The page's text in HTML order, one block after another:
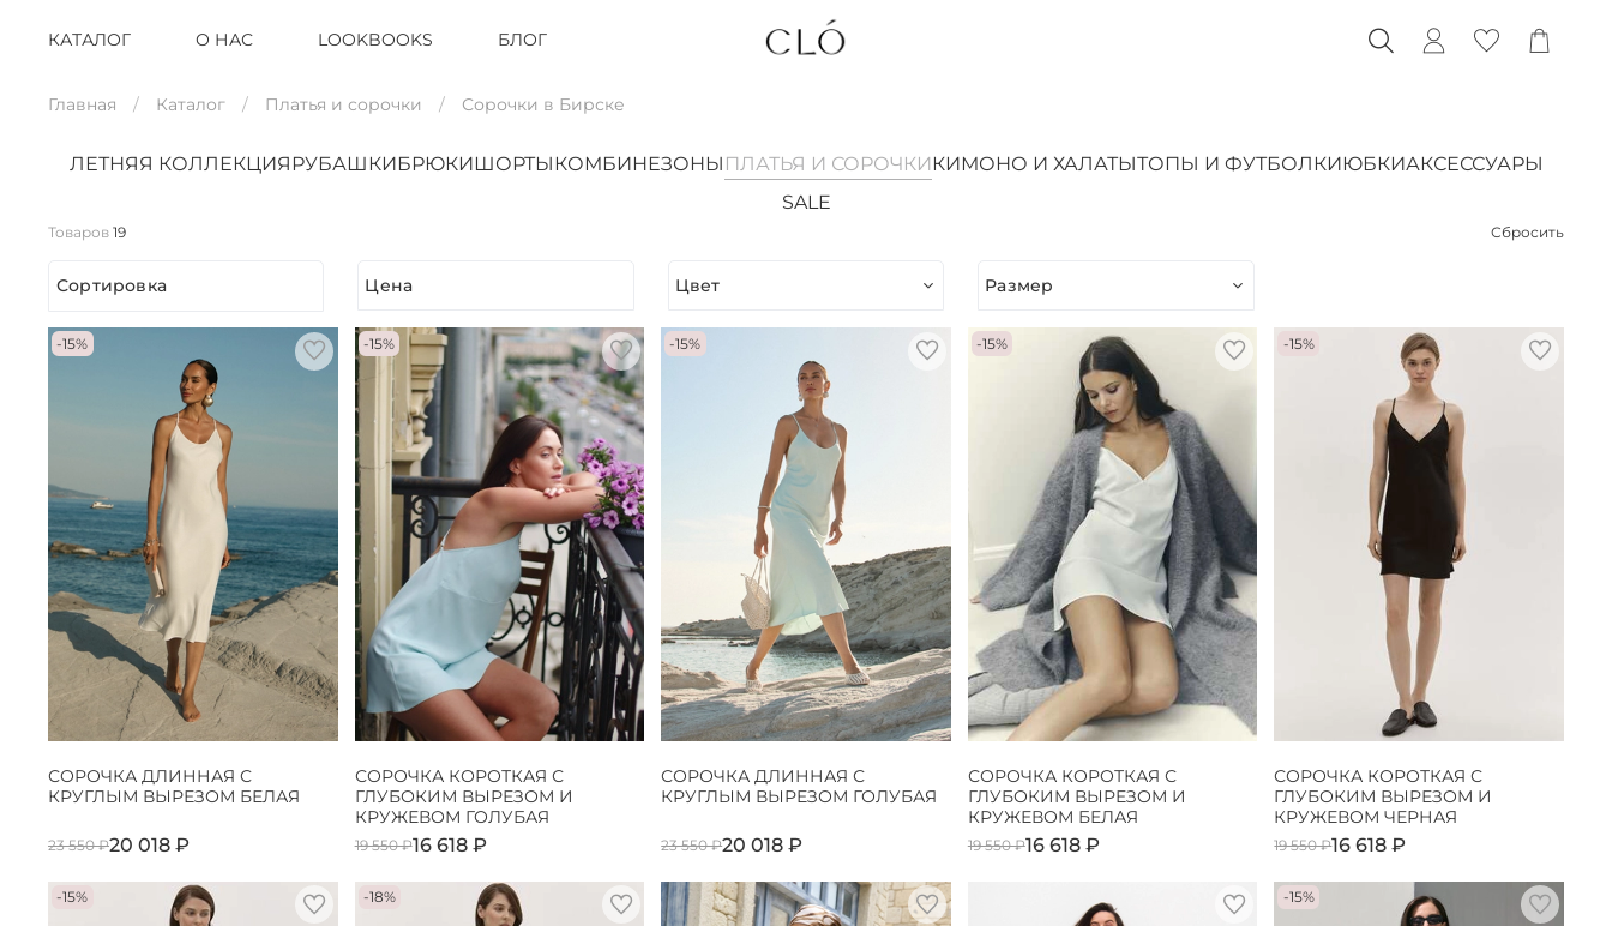
КАТАЛОГ О НАС LOOKBOOKS БЛОГ
Главная Каталог Платья и сорочки Сорочки в Бирске
ЛЕТНЯЯ КОЛЛЕКЦИЯ РУБАШКИБРЮКИШОРТЫ КОМБИНЕЗОНЫ ПЛАТЬЯ И СОРОЧКИКИМОНО И ХАЛАТЫТОПЫ И ФУТБОЛКИЮБКИАКСЕССУАРЫ
SALE
Товаров 19 Сбросить
Сортировка Цена Цвет Размер
-15%
СОРОЧКА ДЛИННАЯ С
КРУГЛЫМ ВЫРЕЗОМ БЕЛАЯ
23 550 ₽20 018 ₽
-15%
СОРОЧКА КОРОТКАЯ С
ГЛУБОКИМ ВЫРЕЗОМ И
КРУЖЕВОМ ГОЛУБАЯ
19 550 ₽16 618 ₽
-15%
СОРОЧКА ДЛИННАЯ С
КРУГЛЫМ ВЫРЕЗОМ ГОЛУБАЯ
23 550 ₽20 018 ₽
-15%
СОРОЧКА КОРОТКАЯ С
ГЛУБОКИМ ВЫРЕЗОМ И
КРУЖЕВОМ БЕЛАЯ
19 550 ₽16 618 ₽
-15%
СОРОЧКА КОРОТКАЯ С
ГЛУБОКИМ ВЫРЕЗОМ И
КРУЖЕВОМ ЧЕРНАЯ
19 550 ₽16 618 ₽
-15% -18% -15%